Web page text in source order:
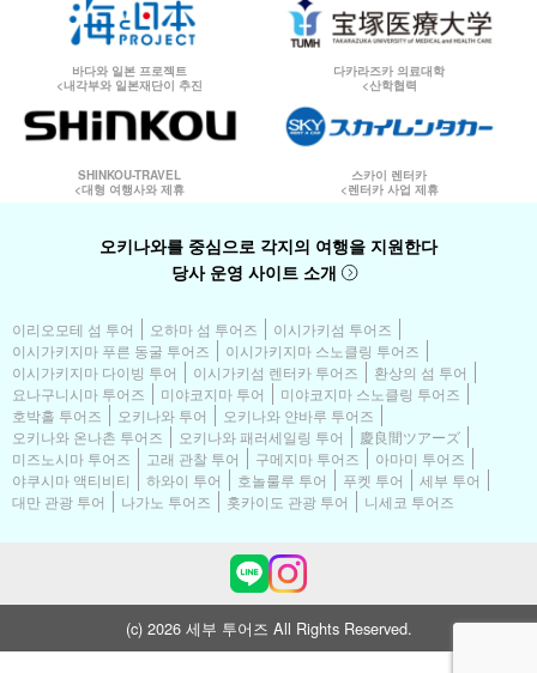
바다와 일본 프로젝트
<내각부와 일본재단이 추진
다카라즈카 의료대학
<산학협력
SHINKOU-TRAVEL
<대형 여행사와 제휴
스카이 렌터카
<렌터카 사업 제휴
오키나와를 중심으로 각지의 여행을 지원한다
당사 운영 사이트 소개
이리오모테 섬 투어 오하마 섬 투어즈
이시가키섬 투어즈
이시가키지마 푸른 동굴 투어즈
이시가키지마 스노클링 투어즈
이시가키지마 다이빙 투어
이시가키섬 렌터카 투어즈
환상의 섬 투어
요나구니시마 투어즈
미야코지마 투어
미야코지마 스노클링 투어즈
호박홀 투어즈
오키나와 투어
오키나와 얀바루 투어즈
오키나와 온나촌 투어즈
오키나와 패러세일링 투어
慶良間ツアーズ
미즈노시마 투어즈
고래 관찰 투어 구메지마 투어즈
아마미 투어즈
야쿠시마 액티비티
하와이 투어 호놀룰루 투어 푸켓 투어
세부 투어
대만 관광 투어
나가노 투어즈 홋카이도 관광 투어 니세코 투어즈
(c) 2026 세부 투어즈 All Rights Reserved.